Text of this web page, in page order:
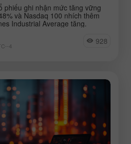
phiếu ghi nhận mức tăng vững
và Nasdaq 100 nhích thêm
Industrial Average tăng.
4 928